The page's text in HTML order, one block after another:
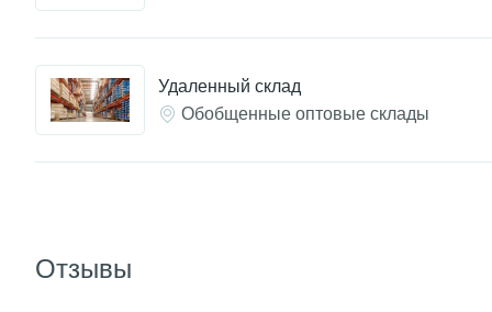
Удаленный склад
Обобщенные оптовые склады
Отзывы